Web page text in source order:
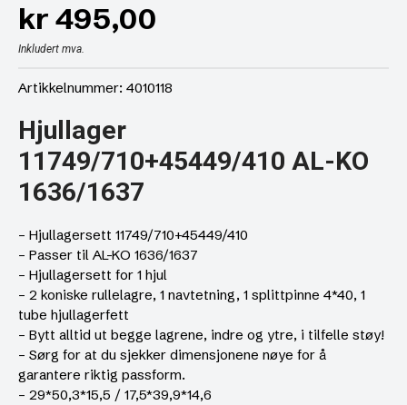
kr 495,00
Inkludert mva.
Artikkelnummer: 4010118
Hjullager
11749/710+45449/410 AL-KO
1636/1637
– Hjullagersett 11749/710+45449/410
– Passer til AL-KO 1636/1637
– Hjullagersett for 1 hjul
– 2 koniske rullelagre, 1 navtetning, 1 splittpinne 4*40, 1
tube hjullagerfett
– Bytt alltid ut begge lagrene, indre og ytre, i tilfelle støy!
– Sørg for at du sjekker dimensjonene nøye for å
garantere riktig passform.
– 29*50,3*15,5 / 17,5*39,9*14,6